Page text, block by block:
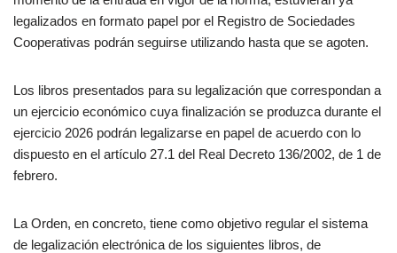
legalizados en formato papel por el Registro de Sociedades
Cooperativas podrán seguirse utilizando hasta que se agoten.
Los libros presentados para su legalización que correspondan a
un ejercicio económico cuya finalización se produzca durante el
ejercicio 2026 podrán legalizarse en papel de acuerdo con lo
dispuesto en el artículo 27.1 del Real Decreto 136/2002, de 1 de
febrero.
La Orden, en concreto, tiene como objetivo regular el sistema
de legalización electrónica de los siguientes libros, de